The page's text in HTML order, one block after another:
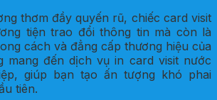
thơm đầy quyến rũ, chiếc card visit
tiện trao đổi thông tin mà còn là
cách và đẳng cấp thương hiệu của
mang đến dịch vụ in card visit nước
giúp bạn tạo ấn tượng khó phai
tiên.